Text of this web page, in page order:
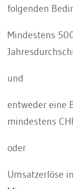
folgenden
Mindestens
und
entweder eine
mindestens
oder
Umsatzerlöse